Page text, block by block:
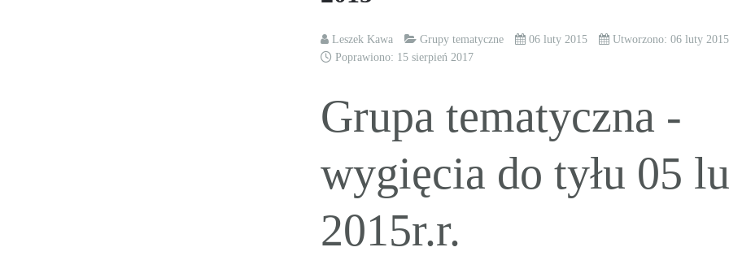
Leszek Kawa Grupy tematyczne 06 luty 2015
Utworzono: 06 luty 2015
Poprawiono: 15 sierpień 2017
Grupa tematyczna -
wygięcia do tyłu 05
2015r.r.